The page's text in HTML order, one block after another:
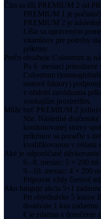
Čím sa líši PREMIUM 2 od
PREMIUM 1 je
PREMIUM 2 je
Líšia sa upraveným
vitamínov pre potreby
príkrmy.
Prečo obsahuje Colostrum aj
Po 6. mesiaci
Colostrum
rastové faktory)
v období zavádzania
vonkajším prostredím.
Môže byť PREMIUM 2
Nie. Následné
kombinovanej stravy
príkrmov sa poraďte s
kvalifikovanou v oblasti
Aké je odporúčané
6.–8. mesiac: 5 × 200
9.–10. mesiac: 4 × 200
Pripravte vždy čerstvé
Ako funguje akcia 5+1
Pri objednávke 5
dostávate 1 kus
€ je zdarma a doručenie